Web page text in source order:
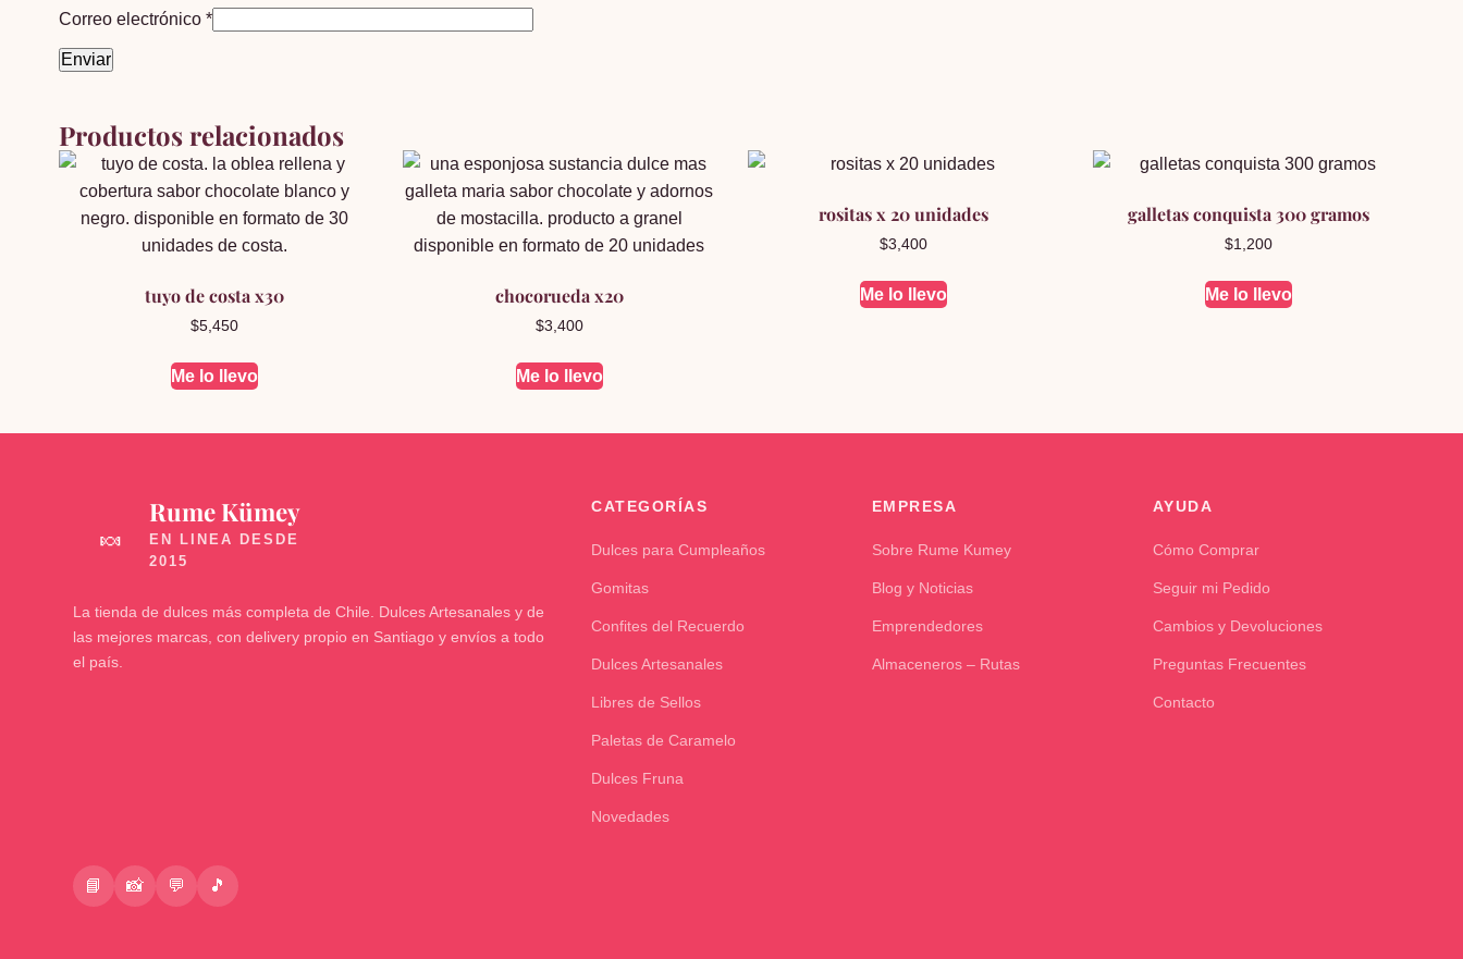
Correo electrónico *
Productos relacionados
tuyo de costa x30
$5,450
Me lo llevo
chocorueda x20
$3,400
Me lo llevo
rositas x 20 unidades
$3,400
Me lo llevo
galletas conquista 300 gramos
$1,200
Me lo llevo
🍬
Rume Kümey
La tienda de dulces más completa de Chile. Dulces Artesanales y de
las mejores marcas, con delivery propio en Santiago y envíos a todo
el país.
📘 📸 💬 🎵
CATEGORÍAS
Dulces para Cumpleaños
Gomitas
Confites del Recuerdo
Dulces Artesanales
Libres de Sellos
Paletas de Caramelo
Dulces Fruna
Novedades
EMPRESA
Sobre Rume Kumey
Blog y Noticias
Emprendedores
Almaceneros – Rutas
AYUDA
Cómo Comprar
Seguir mi Pedido
Cambios y Devoluciones
Preguntas Frecuentes
Contacto